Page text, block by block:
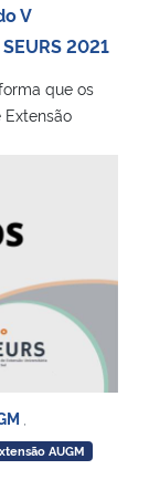
V
2021
que os
AUGM